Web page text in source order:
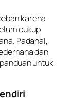
karena
cukup
Padahal,
dan
untuk